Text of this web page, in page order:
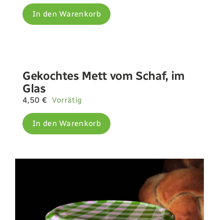
In den Warenkorb
Gekochtes Mett vom Schaf, im
Glas
4,50 € Vorrätig
In den Warenkorb